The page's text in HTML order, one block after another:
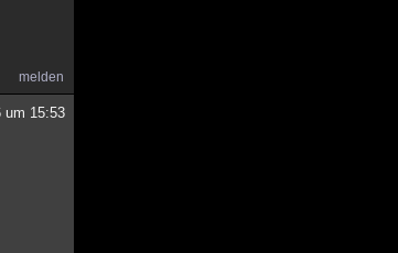
melden
um 15:53